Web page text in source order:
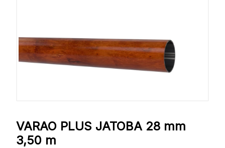
VARAO PLUS JATOBA 28 mm
3,50 m